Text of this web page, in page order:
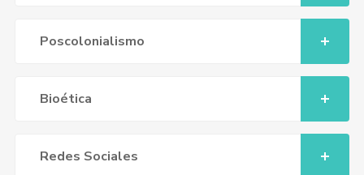
Poscolonialismo
Bioética
Redes Sociales